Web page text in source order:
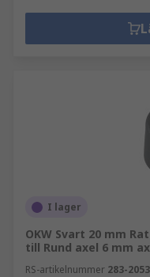
I lager
OKW Svart 20 mm
till Rund axel 6 mm
RS-artikelnummer 283-2053